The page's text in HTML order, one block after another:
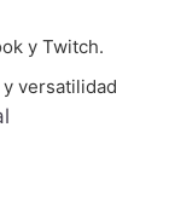
y Twitch.
versatilidad